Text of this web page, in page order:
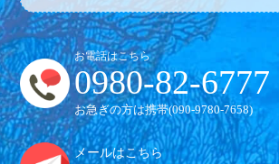
お電話はこちら
0980-82-6777
お急ぎの方は携帯(090-9780-7658)
メールはこちら